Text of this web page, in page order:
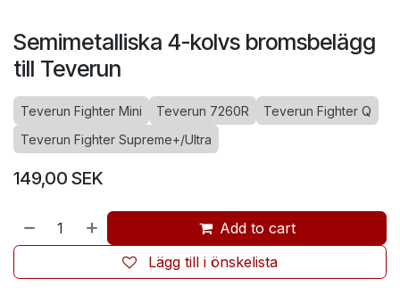
Semimetalliska 4-kolvs bromsbelägg
till Teverun
Teverun Fighter Mini Teverun 7260R
Teverun Fighter Q
Teverun Fighter Supreme+/Ultra
149,00 SEK
Add to cart
Lägg till i önskelista